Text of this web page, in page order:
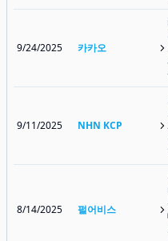
9/24/2025 카카오
9/11/2025 NHN KCP
8/14/2025 펄어비스